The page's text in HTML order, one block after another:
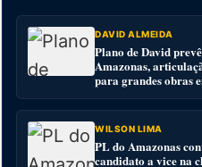
DAVID ALMEIDA
Plano de David
Amazonas,
para grandes obras
WILSON LIMA
PL do Amazonas
candidato a vice na